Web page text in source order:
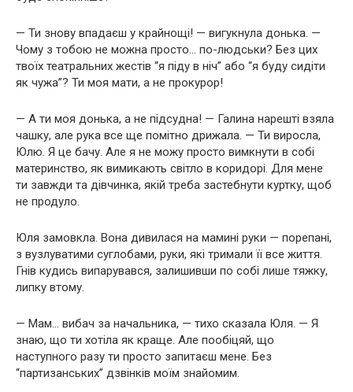
— Ти знову впадаєш у крайнощі! — вигукнула донька. —
Чому з тобою не можна просто… по-людськи? Без цих
твоїх театральних жестів “я піду в ніч” або “я буду сидіти
як чужа”? Ти моя мати, а не прокурор!
— А ти моя донька, а не підсудна! — Галина нарешті взяла
чашку, але рука все ще помітно дрижала. — Ти виросла,
Юлю. Я це бачу. Але я не можу просто вимкнути в собі
материнство, як вимикають світло в коридорі. Для мене
ти завжди та дівчинка, якій треба застебнути куртку, щоб
не продуло.
Юля замовкла. Вона дивилася на мамині руки — порепані,
з вузлуватими суглобами, руки, які тримали її все життя.
Гнів кудись випарувався, залишивши по собі лише тяжку,
липку втому.
— Мам… вибач за начальника, — тихо сказала Юля. — Я
знаю, що ти хотіла як краще. Але пообіцяй, що
наступного разу ти просто запитаєш мене. Без
“партизанських” дзвінків моїм знайомим.